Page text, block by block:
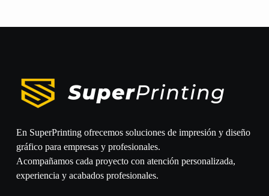
En SuperPrinting ofrecemos soluciones de impresión y diseño
gráfico para empresas y profesionales.
Acompañamos cada proyecto con atención personalizada,
experiencia y acabados profesionales.